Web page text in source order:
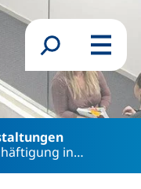
Inhalt
Suchformular
Menü
in…